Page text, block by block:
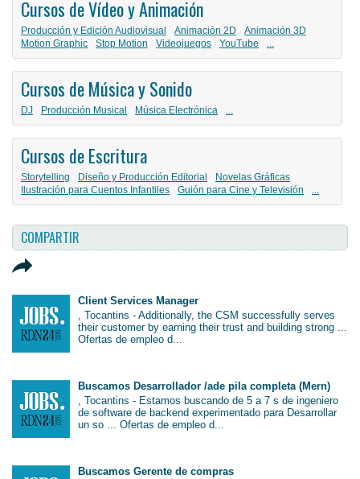
Cursos de Vídeo y Animación
Producción y Edición Audiovisual Animación 2D
Animación 3D
Motion Graphic
Stop Motion Videojuegos YouTube ...
Cursos de Música y Sonido
DJ Producción Musical Música Electrónica ...
Cursos de Escritura
Storytelling Diseño y Producción Editorial
Novelas Gráficas
Ilustración para Cuentos Infantiles
Guión para Cine y Televisión ...
COMPARTIR
Client Services Manager
, Tocantins - Additionally, the CSM successfully serves
their customer by earning their trust and building strong ...
Ofertas de empleo d...
Buscamos Desarrollador /ade pila completa (Mern)
, Tocantins - Estamos buscando de 5 a 7 s de ingeniero
de software de backend experimentado para Desarrollar
un so ... Ofertas de empleo d...
Buscamos Gerente de compras